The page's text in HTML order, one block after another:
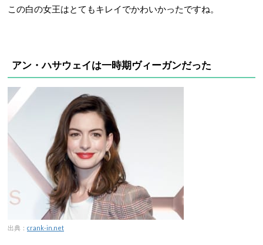
この白の女王はとてもキレイでかわいかったですね。
アン・ハサウェイは一時期ヴィーガンだった
出典： crank-in.net